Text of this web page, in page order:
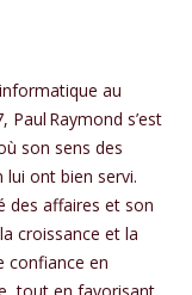
au
Paul Raymond s’est
son sens des
ont bien servi.
des affaires et son
croissance et la
confiance en